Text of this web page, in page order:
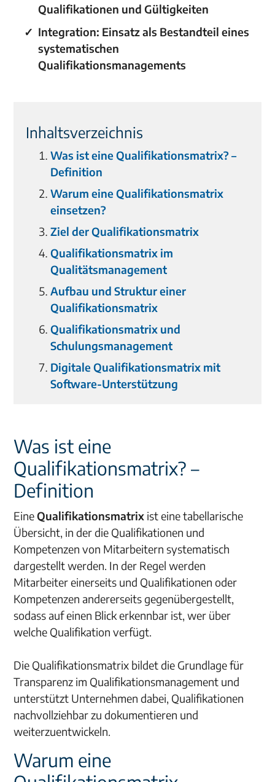
Qualifikationen und Gültigkeiten
Integration: Einsatz als Bestandteil eines
systematischen
Qualifikationsmanagements
Inhaltsverzeichnis
Was ist eine Qualifikationsmatrix? –
Definition
Warum eine Qualifikationsmatrix
einsetzen?
Ziel der Qualifikationsmatrix
Qualifikationsmatrix im
Qualitätsmanagement
Aufbau und Struktur einer
Qualifikationsmatrix
Qualifikationsmatrix und
Schulungsmanagement
Digitale Qualifikationsmatrix mit
Software-Unterstützung
Was ist eine
Qualifikationsmatrix? –
Definition
EineQualifikationsmatrix ist eine tabellarische
Übersicht, in der die Qualifikationen und
Kompetenzen von Mitarbeitern systematisch
dargestellt werden. In der Regel werden
Mitarbeiter einerseits und Qualifikationen oder
Kompetenzen andererseits gegenübergestellt,
sodass auf einen Blick erkennbar ist, wer über
welche Qualifikation verfügt.
Die Qualifikationsmatrix bildet die Grundlage für
Transparenz im Qualifikationsmanagement und
unterstützt Unternehmen dabei, Qualifikationen
nachvollziehbar zu dokumentieren und
weiterzuentwickeln.
Warum eine